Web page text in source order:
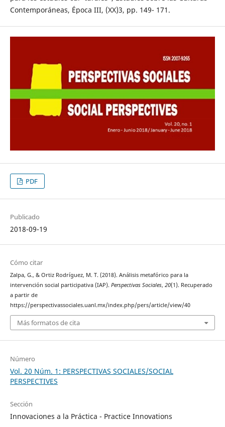
Contemporáneas, Época III, (XX)3, pp. 149- 171.
PDF
Publicado
2018-09-19
Cómo citar
Zalpa, G., & Ortiz Rodríguez, M. T. (2018). Análisis metafórico para la
intervención social participativa (IAP). Perspectivas Sociales, 20(1). Recuperado
a partir de
https://perspectivassociales.uanl.mx/index.php/pers/article/view/40
Más formatos de cita
Número
Vol. 20 Núm. 1: PERSPECTIVAS SOCIALES/SOCIAL
PERSPECTIVES
Sección
Innovaciones a la Práctica - Practice Innovations